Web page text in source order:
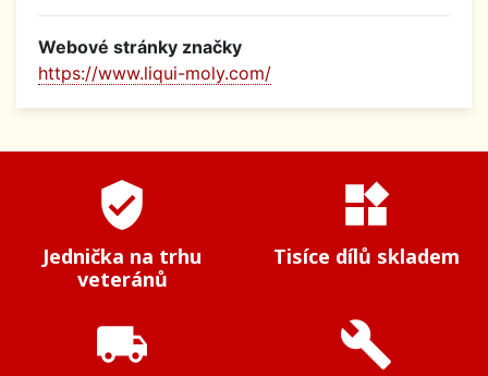
Webové stránky značky
https://www.liqui-moly.com/
verified_user
Jednička na trhu
veteránů
widgets
Tisíce dílů skladem
local_shipping build